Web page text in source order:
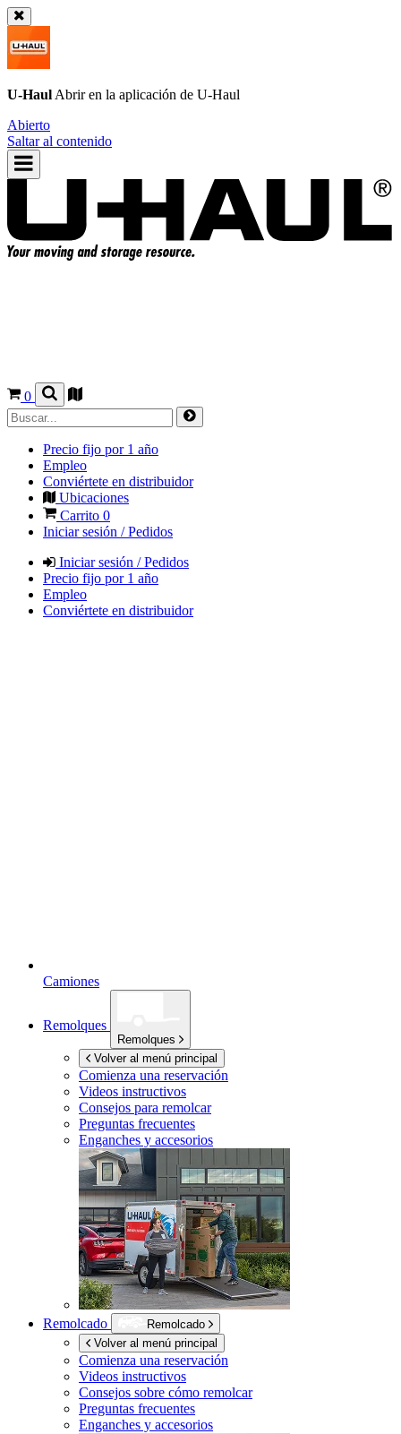
U-Haul Abrir en la aplicación de U-Haul
Abierto
Saltar al contenido
0
Precio fijo por 1 año
Empleo
Conviértete en distribuidor
Ubicaciones
Carrito 0
Iniciar sesión / Pedidos
Iniciar sesión / Pedidos
Precio fijo por 1 año
Empleo
Conviértete en distribuidor
Camiones
Remolques
Remolques
Volver al menú principal
Comienza una reservación
Videos instructivos
Consejos para remolcar
Preguntas frecuentes
Enganches y accesorios
Remolcado
Remolcado
Volver al menú principal
Comienza una reservación
Videos instructivos
Consejos sobre cómo remolcar
Preguntas frecuentes
Enganches y accesorios